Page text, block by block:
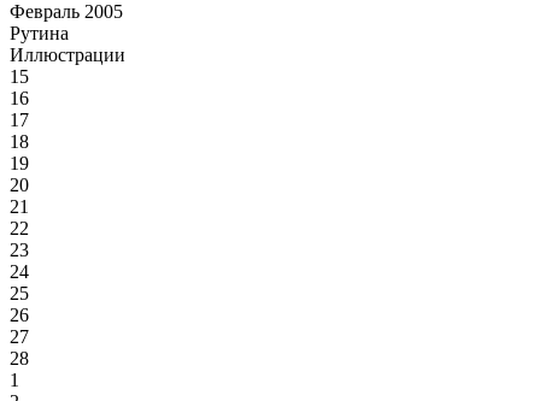
Февраль 2005
Рутина
Иллюстрации
15
16
17
18
19
20
21
22
23
24
25
26
27
28
1